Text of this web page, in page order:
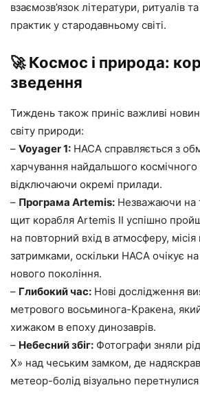
взаємозв’язок літератури, ритуалів
практик у стародавньому світі.
🚀 Космос і природа:
зведення
Тиждень також приніс важливі
світу природи:
– Voyager 1: НАСА справляється з
харчування найдальшого
відключаючи окремі прилади.
– Програма Artemis: Незважаючи на
щит корабля Artemis II успішно
на повторний вхід в атмосферу, місія
затримками, оскільки НАСА очікує
нового покоління.
– Глибокий час: Нові дослідження
метрового восьминога-Кракена,
хижаком в епоху динозаврів.
– Небесний збіг: Фотографи зняли
X» над чеським замком, де
метеор-болід візуально